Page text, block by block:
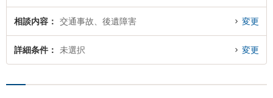
相談内容 交通事故、後遺障害 変更
詳細条件 未選択 変更